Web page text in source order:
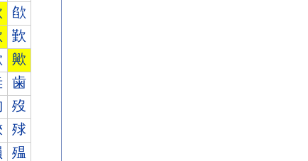
欿
歏
歟
歯
歿
殏
殟